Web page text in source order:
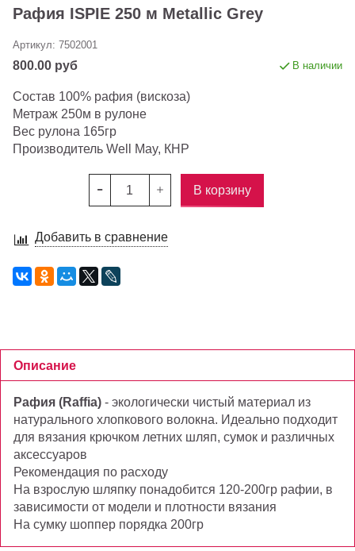
Рафия ISPIE 250 м Metallic Grey
Артикул: 7502001
800.00 руб В наличии
Состав 100% рафия (вискоза)
Метраж 250м в рулоне
Вес рулона 165гр
Производитель Well May, КНР
В корзину
Добавить в сравнение
Описание
Рафия (Raffia) - экологически чистый материал из
натурального хлопкового волокна. Идеально подходит
для вязания крючком летних шляп, сумок и различных
аксессуаров
Рекомендация по расходу
На взрослую шляпку понадобится 120-200гр рафии, в
зависимости от модели и плотности вязания
На сумку шоппер порядка 200гр